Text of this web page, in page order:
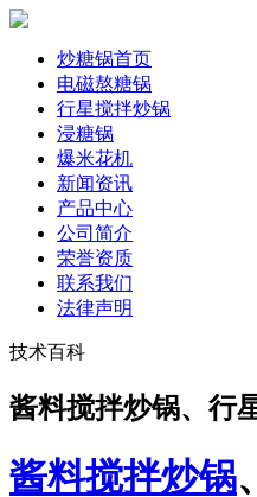
炒糖锅首页
电磁熬糖锅
行星搅拌炒锅
浸糖锅
爆米花机
新闻资讯
产品中心
公司简介
荣誉资质
联系我们
法律声明
技术百科
酱料搅拌炒锅、行
酱料搅拌炒锅、